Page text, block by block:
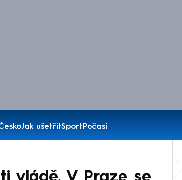
Jak ušetřitSportPočasí